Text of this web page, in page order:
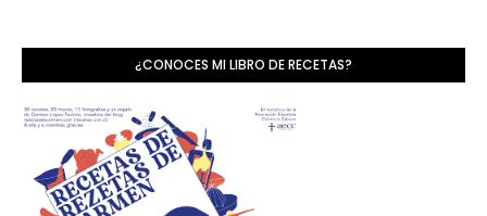
¿CONOCES MI LIBRO DE RECETAS?